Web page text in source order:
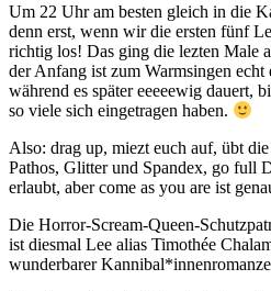
Um 22 Uhr am besten gleich in die
denn erst, wenn wir die ersten fünf
richtig los! Das ging die lezten Male
der Anfang ist zum Warmsingen echt
während es später eeeeewig dauert,
so viele sich eingetragen haben.
Also: drag up, miezt euch auf, übt
Pathos, Glitter und Spandex, go full
erlaubt, aber come as you are ist
Die Horror-Scream-Queen-
ist diesmal Lee alias Timothée
wunderbarer